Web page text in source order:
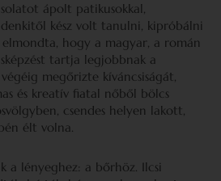
ápolt patikusokkal,
kész volt tanulni, kipróbálni
hogy a magyar, a román
tartja legjobbnak a
megőrizte kíváncsiságát,
és kreatív fiatal nőből bölcs
csendes helyen lakott,
élt volna.
a lényeghez: a bőrhöz. Ilcsi